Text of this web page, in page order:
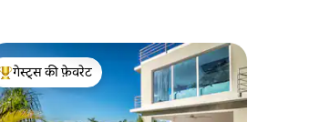
गेस्ट्स का टॉप फ़ेवरेट
गेस्ट्स की फ़ेवरेट